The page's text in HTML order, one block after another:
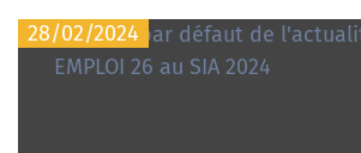
28/02/2024